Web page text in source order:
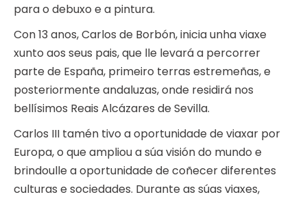
para o debuxo e a pintura.
Con 13 anos, Carlos de Borbón, inicia unha viaxe
xunto aos seus pais, que lle levará a percorrer
parte de España, primeiro terras estremeñas, e
posteriormente andaluzas, onde residirá nos
bellísimos Reais Alcázares de Sevilla.
Carlos III tamén tivo a oportunidade de viaxar por
Europa, o que ampliou a súa visión do mundo e
brindoulle a oportunidade de coñecer diferentes
culturas e sociedades. Durante as súas viaxes,